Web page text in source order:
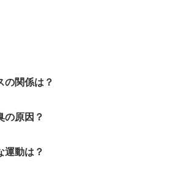
の関係は？
の原因？
運動は？